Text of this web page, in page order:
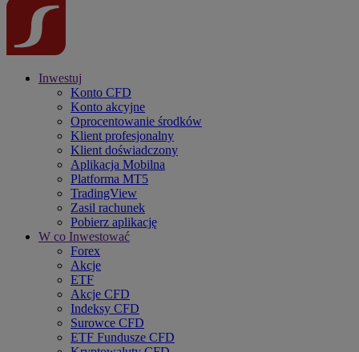
Inwestuj
Konto CFD
Konto akcyjne
Oprocentowanie środków
Klient profesjonalny
Klient doświadczony
Aplikacja Mobilna
Platforma MT5
TradingView
Zasil rachunek
Pobierz aplikację
W co Inwestować
Forex
Akcje
ETF
Akcje CFD
Indeksy CFD
Surowce CFD
ETF Fundusze CFD